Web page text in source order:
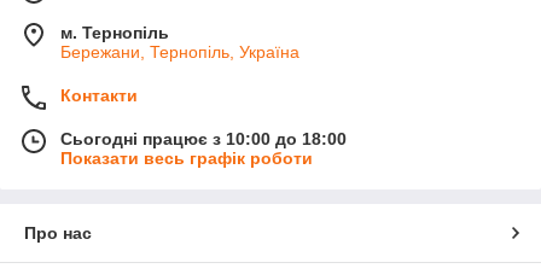
м. Тернопіль
Бережани, Тернопіль, Україна
Контакти
Сьогодні працює з 10:00 до 18:00
Показати весь графік роботи
Про нас